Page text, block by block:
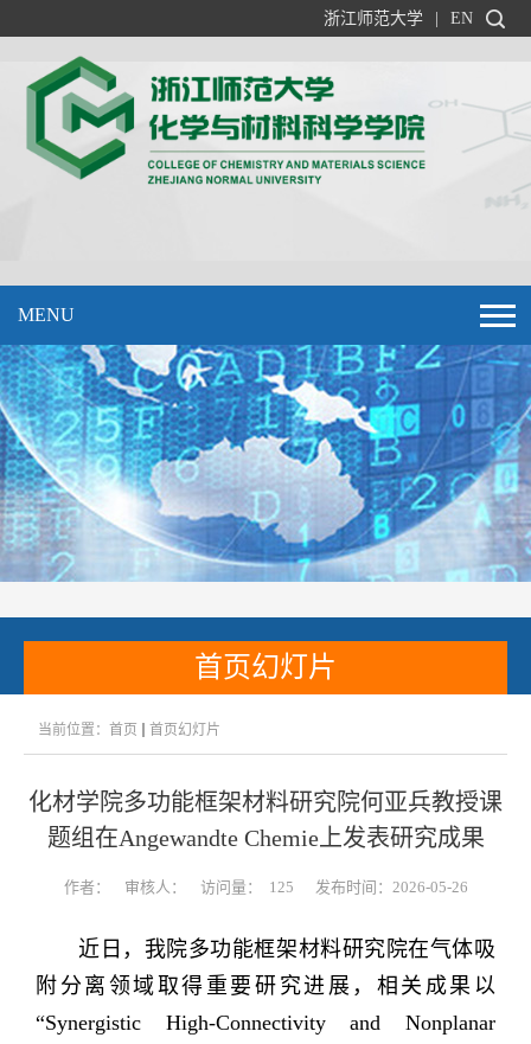
浙江师范大学 EN
MENU
首页幻灯片
当前位置： 首页 首页幻灯片
化材学院多功能框架材料研究院何亚兵教授课
题组在Angewandte Chemie上发表研究成果
作者： 审核人： 访问量： 125 发布时间：2026-05-26
近日，我院多功能框架材料研究院在气体吸
附分离领域取得重要研究进展，相关成果以
“Synergistic High-Connectivity and Nonplanar